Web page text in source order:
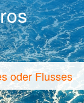
oder Flusses